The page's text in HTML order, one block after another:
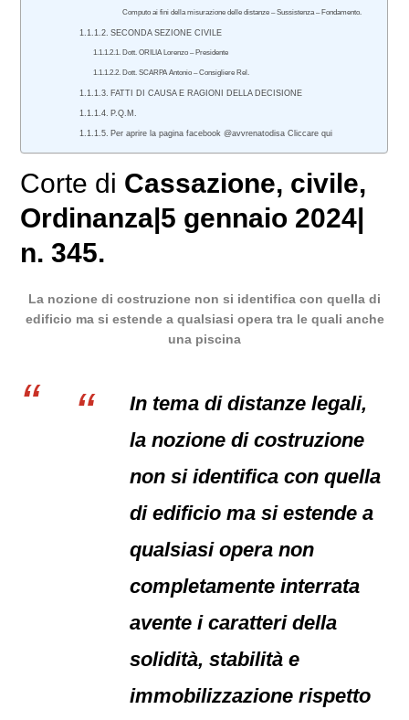
Computo ai fini della misurazione delle distanze – Sussistenza – Fondamento.
SECONDA SEZIONE CIVILE
Dott. ORILIA Lorenzo – Presidente
Dott. SCARPA Antonio – Consigliere Rel.
FATTI DI CAUSA E RAGIONI DELLA DECISIONE
P.Q.M.
Per aprire la pagina facebook @avvrenatodisa Cliccare qui
Corte di Cassazione, civile,
Ordinanza|5 gennaio 2024|
n. 345.
La nozione di costruzione non si identifica con quella di
edificio ma si estende a qualsiasi opera tra le quali anche
una piscina
In tema di distanze legali,
la nozione di costruzione
non si identifica con quella
di edificio ma si estende a
qualsiasi opera non
completamente interrata
avente i caratteri della
solidità, stabilità e
immobilizzazione rispetto